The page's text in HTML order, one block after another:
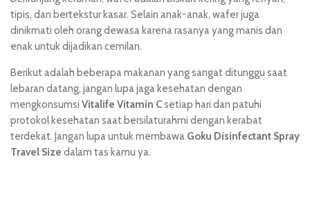
tipis, dan bertekstur kasar. Selain anak-anak, wafer juga
dinikmati oleh orang dewasa karena rasanya yang manis dan
enak untuk dijadikan cemilan.
Berikut adalah beberapa makanan yang sangat ditunggu saat
lebaran datang, jangan lupa jaga kesehatan dengan
mengkonsumsi Vitalife Vitamin Csetiap hari dan patuhi
protokol kesehatan saat bersilaturahmi dengan kerabat
terdekat. Jangan lupa untuk membawa Goku Disinfectant Spray
Travel Size dalam tas kamu ya.